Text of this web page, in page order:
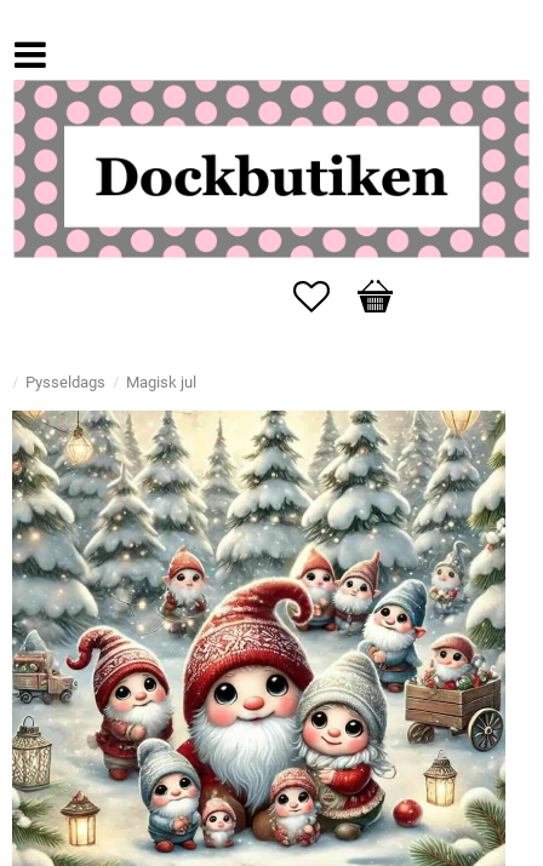
Favoriter
Kundvagn
Pysseldags Magisk jul